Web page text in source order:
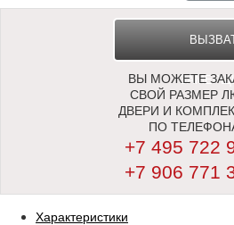
ВЫ МОЖЕТЕ
СВОЙ РАЗМЕР
ДВЕРИ И
ПО
+7 495 722
+7 906 771
Характеристики